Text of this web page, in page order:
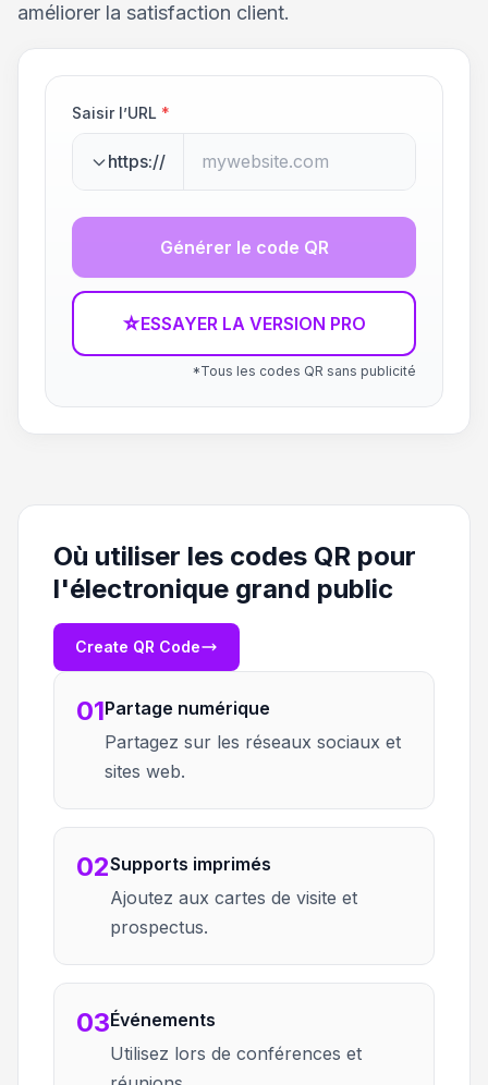
améliorer la satisfaction client.
Saisir l’URL *
https://
Générer le code QR
☆ESSAYER LA VERSION PRO
*Tous les codes QR sans publicité
Où utiliser les codes QR pour
l'électronique grand public
Create QR Code
01Partage numérique
Partagez sur les réseaux sociaux et
sites web.
02Supports imprimés
Ajoutez aux cartes de visite et
prospectus.
03Événements
Utilisez lors de conférences et